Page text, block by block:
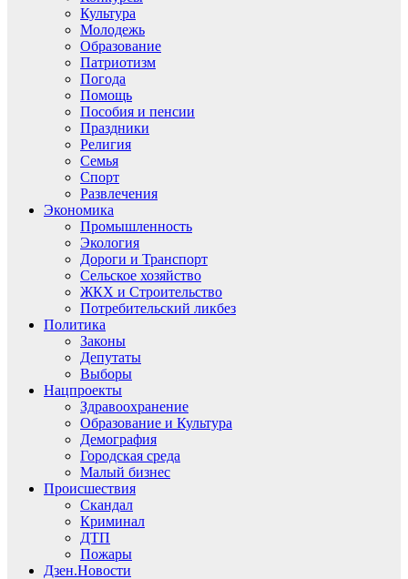
Культура
Молодежь
Образование
Патриотизм
Погода
Помощь
Пособия и пенсии
Праздники
Религия
Семья
Спорт
Развлечения
Экономика
Промышленность
Экология
Дороги и Транспорт
Сельское хозяйство
ЖКХ и Строительство
Потребительский ликбез
Политика
Законы
Депутаты
Выборы
Нацпроекты
Здравоохранение
Образование и Культура
Демография
Городская среда
Малый бизнес
Происшествия
Скандал
Криминал
ДТП
Пожары
Дзен.Новости